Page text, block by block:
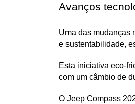
Avanços
Uma das mudanças
e sustentabilidade,
Esta iniciativa eco-
com um câmbio de
O Jeep Compass